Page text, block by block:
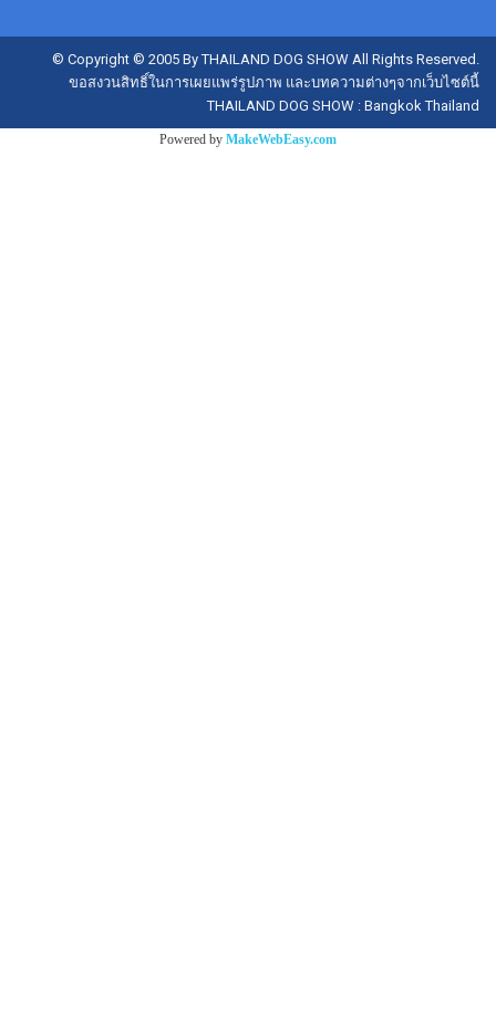
© Copyright © 2005 By THAILAND DOG SHOW All Rights Reserved.
ขอสงวนสิทธิ์ในการเผยแพร่รูปภาพ และบทความต่างๆจากเว็บไซต์นี้
THAILAND DOG SHOW : Bangkok Thailand
Powered by MakeWebEasy.com